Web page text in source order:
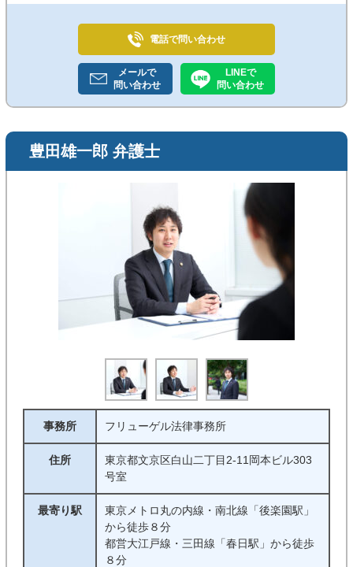
電話で問い合わせ
メールで
問い合わせ
LINEで
問い合わせ
豊田雄一郎 弁護士
事務所 フリューゲル法律事務所
住所
東京都文京区白山二丁目2-11岡本ビル303
号室
最寄り駅
東京メトロ丸の内線・南北線「後楽園駅」
から徒歩８分
都営大江戸線・三田線「春日駅」から徒歩
８分